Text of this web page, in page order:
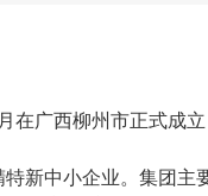
在广西柳州市正式成
新中小企业。集团主